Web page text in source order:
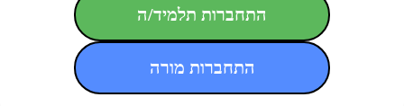
התחברות תלמיד/ה
התחברות מורה